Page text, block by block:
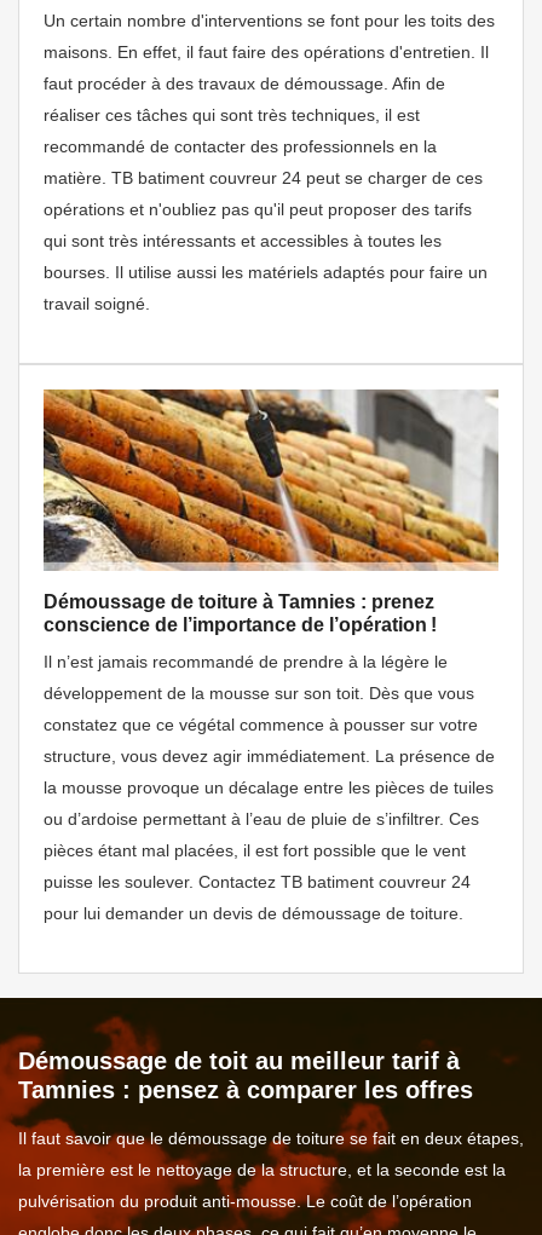
Un certain nombre d'interventions se font pour les toits des
maisons. En effet, il faut faire des opérations d'entretien. Il
faut procéder à des travaux de démoussage. Afin de
réaliser ces tâches qui sont très techniques, il est
recommandé de contacter des professionnels en la
matière. TB batiment couvreur 24 peut se charger de ces
opérations et n'oubliez pas qu'il peut proposer des tarifs
qui sont très intéressants et accessibles à toutes les
bourses. Il utilise aussi les matériels adaptés pour faire un
travail soigné.
Démoussage de toiture à Tamnies : prenez
conscience de l’importance de l’opération !
Il n’est jamais recommandé de prendre à la légère le
développement de la mousse sur son toit. Dès que vous
constatez que ce végétal commence à pousser sur votre
structure, vous devez agir immédiatement. La présence de
la mousse provoque un décalage entre les pièces de tuiles
ou d’ardoise permettant à l’eau de pluie de s’infiltrer. Ces
pièces étant mal placées, il est fort possible que le vent
puisse les soulever. Contactez TB batiment couvreur 24
pour lui demander un devis de démoussage de toiture.
Démoussage de toit au meilleur tarif à
Tamnies : pensez à comparer les offres
Il faut savoir que le démoussage de toiture se fait en deux étapes,
la première est le nettoyage de la structure, et la seconde est la
pulvérisation du produit anti-mousse. Le coût de l’opération